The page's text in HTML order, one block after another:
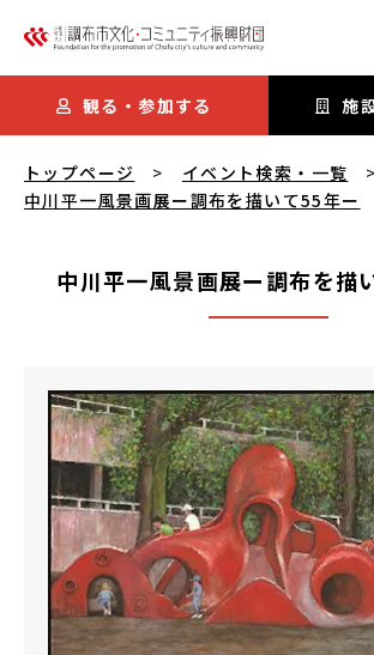
観る・参加する 施
トップページ
イベント検索・一覧
中川平一風景画展ー調布を描いて55年ー
中川平一風景画展ー調布を描
中川平一風景画展ー調布を描いて55年
中川平一風景画展ー調布を描いて55年ーを閲